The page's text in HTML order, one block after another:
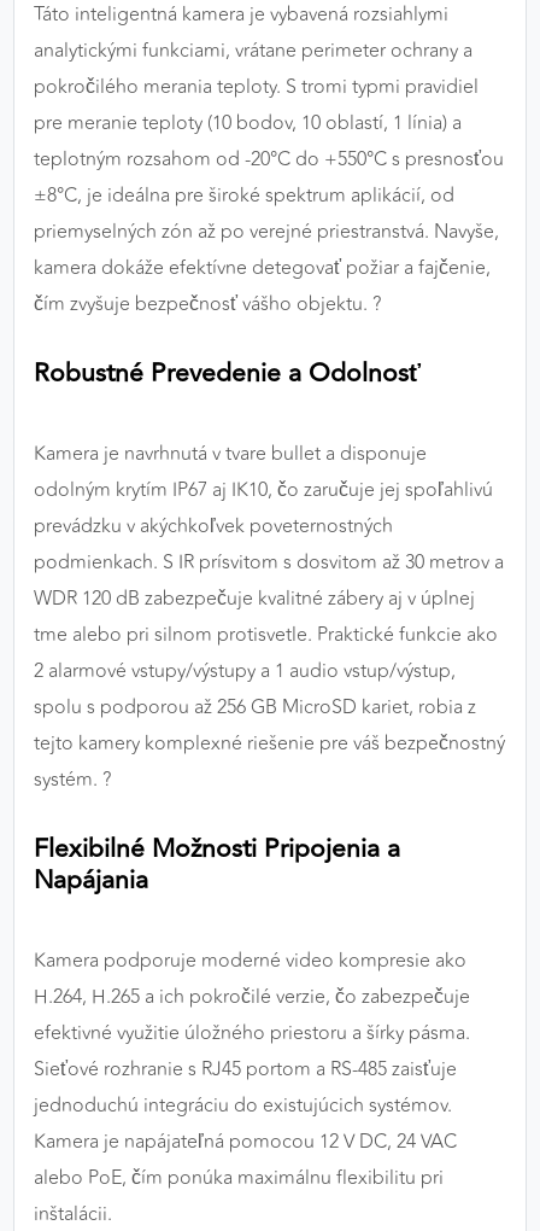
Táto inteligentná kamera je vybavená rozsiahlymi
analytickými funkciami, vrátane perimeter ochrany a
pokročilého merania teploty. S tromi typmi pravidiel
pre meranie teploty (10 bodov, 10 oblastí, 1 línia) a
teplotným rozsahom od -20°C do +550°C s presnosťou
±8°C, je ideálna pre široké spektrum aplikácií, od
priemyselných zón až po verejné priestranstvá. Navyše,
kamera dokáže efektívne detegovať požiar a fajčenie,
čím zvyšuje bezpečnosť vášho objektu. ?
Robustné Prevedenie a Odolnosť
Kamera je navrhnutá v tvare bullet a disponuje
odolným krytím IP67 aj IK10, čo zaručuje jej spoľahlivú
prevádzku v akýchkoľvek poveternostných
podmienkach. S IR prísvitom s dosvitom až 30 metrov a
WDR 120 dB zabezpečuje kvalitné zábery aj v úplnej
tme alebo pri silnom protisvetle. Praktické funkcie ako
2 alarmové vstupy/výstupy a 1 audio vstup/výstup,
spolu s podporou až 256 GB MicroSD kariet, robia z
tejto kamery komplexné riešenie pre váš bezpečnostný
systém. ?️
Flexibilné Možnosti Pripojenia a
Napájania
Kamera podporuje moderné video kompresie ako
H.264, H.265 a ich pokročilé verzie, čo zabezpečuje
efektivné využitie úložného priestoru a šírky pásma.
Sieťové rozhranie s RJ45 portom a RS-485 zaisťuje
jednoduchú integráciu do existujúcich systémov.
Kamera je napájateľná pomocou 12 V DC, 24 VAC
alebo PoE, čím ponúka maximálnu flexibilitu pri
inštalácii.